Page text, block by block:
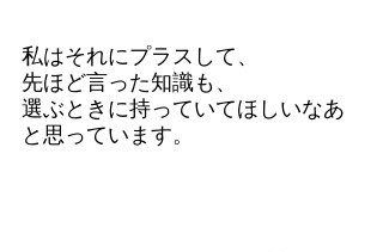
私はそれにプラスして、
先ほど言った知識も、
選ぶときに持っていてほしいなあ
と思っています。